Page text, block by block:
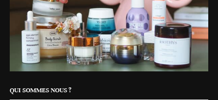
QUI SOMMES NOUS ?